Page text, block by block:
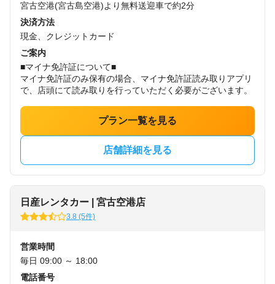
宮古空港(宮古島空港)より無料送迎車で約2分
決済方法
現金、クレジットカード
ご案内
■マイナ免許証について■
マイナ免許証のみ保有の場合、マイナ免許証読み取りアプリ
で、店頭にて読み取りを行っていただく必要がございます。
プラン一覧を見る
店舗詳細を見る
日産レンタカー | 宮古空港店
3.8 (5件)
営業時間
毎日 09:00 ～ 18:00
電話番号